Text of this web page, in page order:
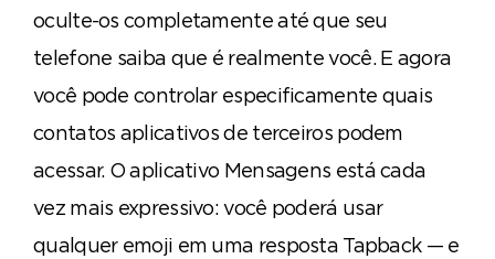
oculte-os completamente até que seu
telefone saiba que é realmente você. E agora
você pode controlar especificamente quais
contatos aplicativos de terceiros podem
acessar. O aplicativo Mensagens está cada
vez mais expressivo: você poderá usar
qualquer emoji em uma resposta Tapback — e